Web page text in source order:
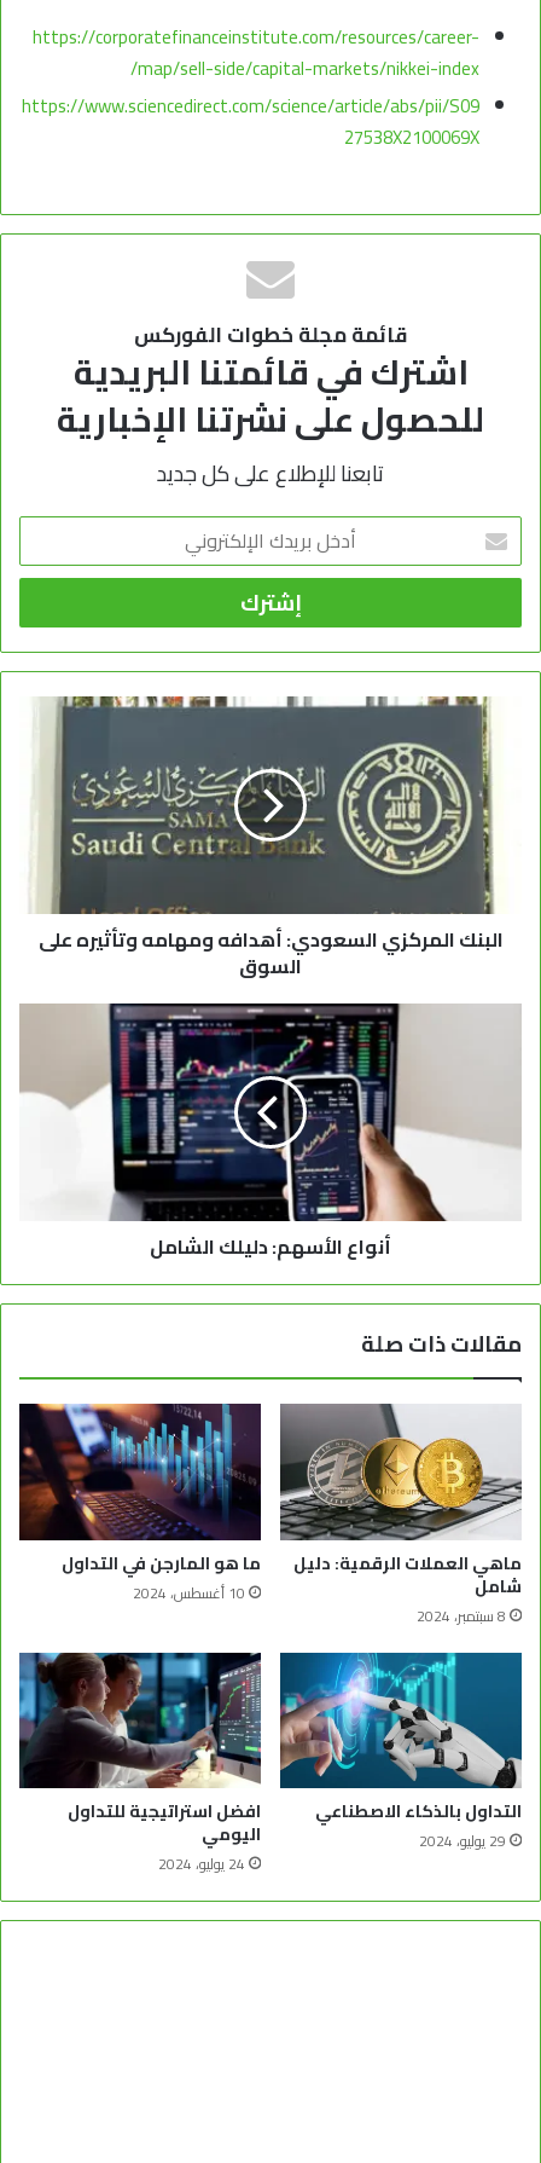
https://corporatefinanceinstitute.com/resources/career-
map/sell-side/capital-markets/nikkei-index/
https://www.sciencedirect.com/science/article/abs/pii/S09
27538X2100069X
قائمة مجلة خطوات الفوركس
اشترك في قائمتنا البريدية
للحصول على نشرتنا الإخبارية
تابعنا للإطلاع على كل جديد
أدخل
بريدك
الإلكتروني
البنك المركزي السعودي: أهدافه ومهامه وتأثيره على
السوق
أنواع الأسهم: دليلك الشامل
مقالات ذات صلة
ماهي العملات الرقمية: دليل
شامل
8 سبتمبر، 2024
ما هو المارجن في التداول
10 أغسطس، 2024
التداول بالذكاء الاصطناعي
29 يوليو، 2024
افضل استراتيجية للتداول
اليومي
24 يوليو، 2024